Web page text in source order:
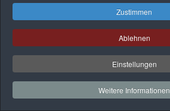
Zustimmen
Ablehnen
Einstellungen
Weitere Informationen